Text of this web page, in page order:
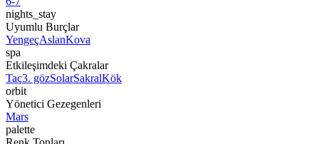
nights_stay
Uyumlu Burçlar
YengeçAslanKova
spa
Etkileşimdeki Çakralar
Taç3. gözSolarSakralKök
orbit
Yönetici Gezegenleri
Mars
palette